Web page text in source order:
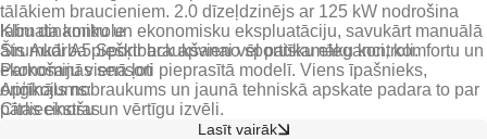
tālākiem braucieniem. 2.0 dīzeļdzinējs ar 125 kW nodrošina
labu dinamiku un ekonomisku ekspluatāciju, savukārt manuālā
ātrumkārba piešķir braukšanai vēl patīkamāku kontroli.
Klimata kontrole
Parkošanās sensori
Citas ekstras
Šis Audi A5 Sportback apvieno sportisku eleganci, komfortu un
ekonomiju vienā ļoti pieprasītā modelī. Viens īpašnieks,
oriģināls nobraukums un jaunā tehniskā apskate padara to par
pārliecinošu un vērtīgu izvēli.
Lasīt vairāk